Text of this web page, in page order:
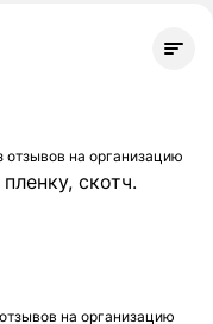
отзывов на организацию
скотч.
на организацию